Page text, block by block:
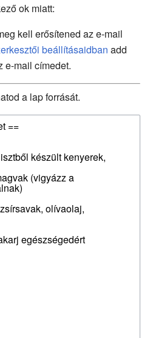
ok miatt:
kell erősítened az e-mail
beállításaidban add
e-mail címedet.
a lap forrását.